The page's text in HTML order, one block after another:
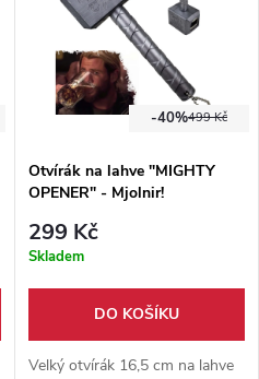
499 Kč
-40%
Otvírák na lahve "MIGHTY
OPENER" - Mjolnir!
299 Kč
Skladem
DO KOŠÍKU
Velký otvírák 16,5 cm na lahve